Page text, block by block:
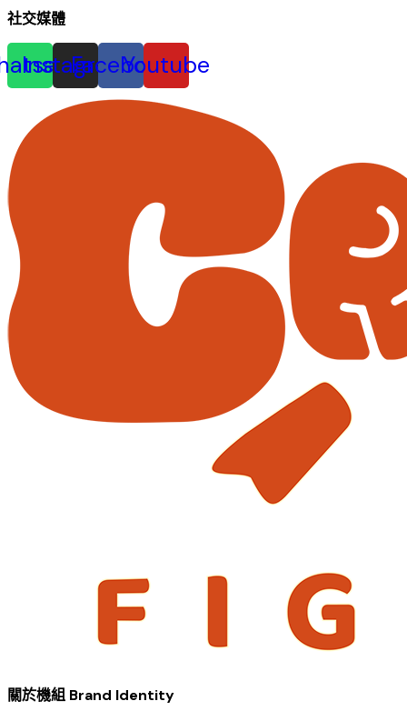
社交媒體
Instagram
Facebook
Youtube
關於機組 Brand Identity